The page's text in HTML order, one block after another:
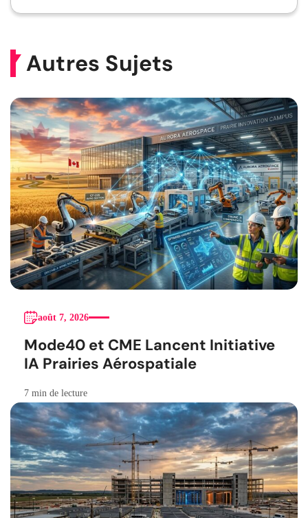
Autres Sujets
août 7, 2026
Mode40 et CME Lancent Initiative
IA Prairies Aérospatiale
7 min de lecture